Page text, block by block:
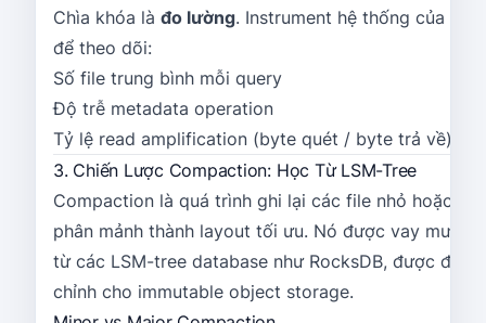
Chìa khóa là đo lường. Instrument hệ thống của bạn
để theo dõi:
Số file trung bình mỗi query
Độ trễ metadata operation
Tỷ lệ read amplification (byte quét / byte trả về)
3. Chiến Lược Compaction: Học Từ LSM-Tree
Compaction là quá trình ghi lại các file nhỏ hoặc
phân mảnh thành layout tối ưu. Nó được vay mượn
từ các LSM-tree database như RocksDB, được điều
chỉnh cho immutable object storage.